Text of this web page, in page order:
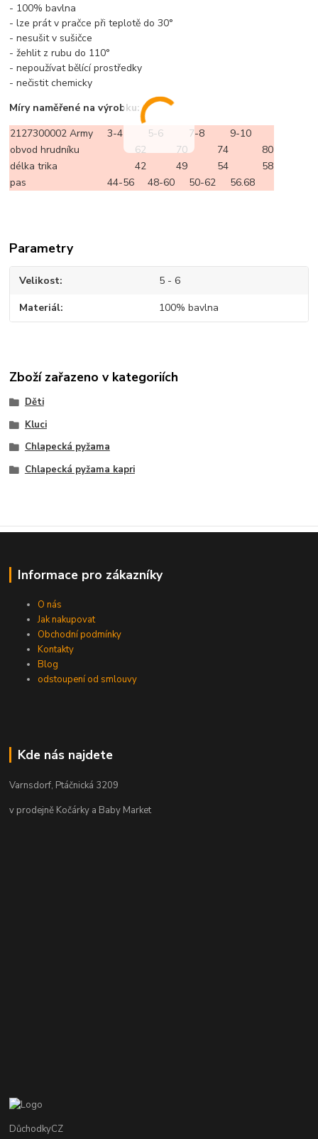
- 100% bavlna
- lze prát v pračce při teplotě do 30°
- nesušit v sušičce
- žehlit z rubu do 110°
- nepoužívat bělící prostředky
- nečistit chemicky
Míry naměřené na výrobku:
2127300002 Army
3-4 5-6 7-8
9-10
obvod hrudníku
62 70 74
80
délka trika
42 49 54
58
pas
44-56 48-60 50-62 56.68
Parametry
Velikost 5 - 6
Materiál 100% bavlna
Zboží zařazeno v kategoriích
Děti
Kluci
Chlapecká pyžama
Chlapecká pyžama kapri
Informace pro zákazníky
O nás
Jak nakupovat
Obchodní podmínky
Kontakty
Blog
odstoupení od smlouvy
Kde nás najdete
Varnsdorf, Ptáčnická 3209
v prodejně Kočárky a Baby Market
DůchodkyCZ